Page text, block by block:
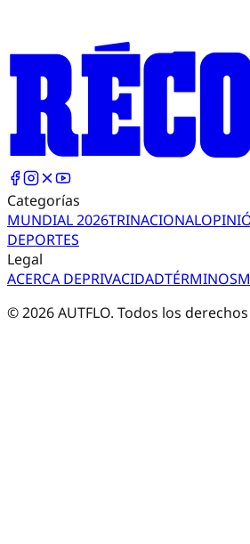
Categorías
MUNDIAL 2026TRINACIONAL
DEPORTES
Legal
ACERCA DEPRIVACIDADTÉRMINOS
©2026AUTFLO. Todos los